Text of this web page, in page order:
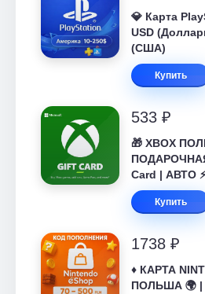
💎 Карта
USD
(США)
Купить
533 ₽
🎁 XBOX
Card | АВТО
Купить
1738 ₽
♦️ КАРТА
ПОЛЬША 🌍 |